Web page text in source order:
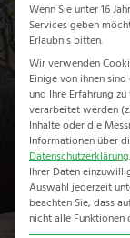
Wenn Sie unter 16
Services geben
Erlaubnis bitten.
Wir verwenden
Einige von ihnen
und Ihre Erfahrung zu
verarbeitet werden
Inhalte oder die
Informationen über
Datenschutzerklärung.
Ihrer Daten
Auswahl jederzeit
beachten Sie, dass
nicht alle